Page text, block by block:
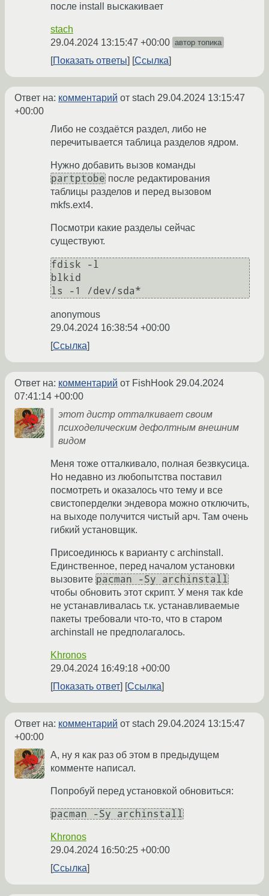
после install выскакивает
stach
29.04.2024 13:15:47 +00:00 автор топика
Показать ответы Ссылка
Ответ на: комментарий от stach 29.04.2024 13:15:47
+00:00
Либо не создаётся раздел, либо не
перечитывается таблица разделов ядром.
Нужно добавить вызов команды
partptobe после редактирования
таблицы разделов и перед вызовом
mkfs.ext4.
Посмотри какие разделы сейчас
существуют.
fdisk -l
blkid
anonymous
29.04.2024 16:38:54 +00:00
Ссылка
Ответ на: комментарий от FishHook 29.04.2024
07:41:14 +00:00
этот дистр отталкивает своим
психоделическим дефолтным внешним
видом
Меня тоже отталкивало, полная безвкусица.
Но недавно из любопытства поставил
посмотреть и оказалось что тему и все
свистоперделки эндевора можно отключить,
на выходе получится чистый арч. Там очень
гибкий установщик.
Присоединюсь к варианту с archinstall.
Единственное, перед началом установки
вызовите pacman -Sy archinstall
чтобы обновить этот скрипт. У меня так kde
не устанавливалась т.к. устанавливаемые
пакеты требовали что-то, что в старом
archinstall не предполагалось.
Khronos
29.04.2024 16:49:18 +00:00
Показать ответ
Ссылка
Ответ на: комментарий от stach 29.04.2024 13:15:47
+00:00
А, ну я как раз об этом в предыдущем
комменте написал.
Попробуй перед установкой обновиться:
pacman -Sy archinstall
Khronos
29.04.2024 16:50:25 +00:00
Ссылка